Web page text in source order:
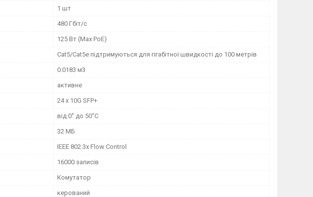
1 шт
480 Гбіт/с
125 Вт (Max PoE)
Cat5/Cat5e підтримуються для гігабітної швидкості до 100 метрів
0.0183 м3
активне
24 x 10G SFP+
від 0˚ до 50˚C
32 МБ
IEEE 802.3x Flow Control
16000 записів
Комутатор
керований